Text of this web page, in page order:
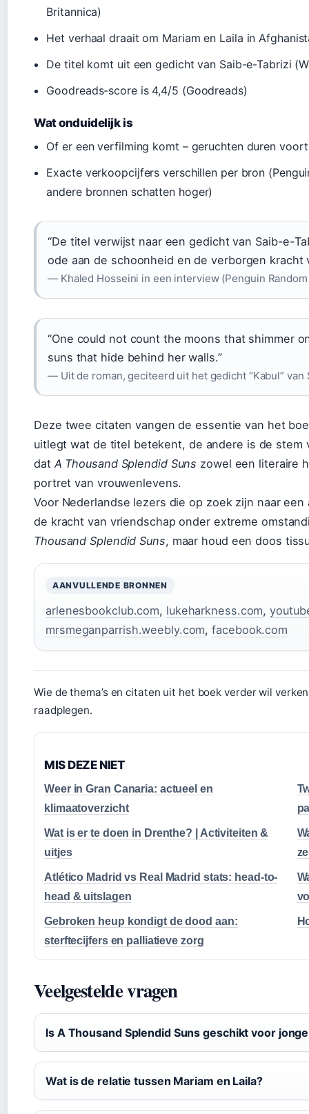
Britannica)
Het verhaal draait om Mariam en Laila in
De titel komt uit een gedicht van Saib-e-Tabrizi
Goodreads-score is 4,4/5 (Goodreads)
Wat onduidelijk is
Of er een verfilming komt – geruchten duren
Exacte verkoopcijfers verschillen per bron
andere bronnen schatten hoger)
“De titel verwijst naar een gedicht van Saib-e-
ode aan de schoonheid en de verborgen kracht
— Khaled Hosseini in een interview (Penguin
“One could not count the moons that shimmer
suns that hide behind her walls.”
— Uit de roman, geciteerd uit het gedicht “Kabul” van
Deze twee citaten vangen de essentie van het
uitlegt wat de titel betekent, de andere is de stem
dat A Thousand Splendid Suns zowel een literaire
portret van vrouwenlevens.
Voor Nederlandse lezers die op zoek zijn naar
de kracht van vriendschap onder extreme
Thousand Splendid Suns, maar houd een doos
AANVULLENDE BRONNEN
arlenesbookclub.com, lukeharkness.com,
mrsmeganparrish.weebly.com,facebook.com
Wie de thema’s en citaten uit het boek verder wil
raadplegen.
MIS DEZE NIET
Weer in Gran Canaria: actueel en
klimaatoverzicht
Wat is er te doen in Drenthe? | Activiteiten &
uitjes
Atlético Madrid vs Real Madrid stats: head-to-
head & uitslagen
Gebroken heup kondigt de dood aan:
sterftecijfers en palliatieve zorg
Veelgestelde vragen
Is A Thousand Splendid Suns geschikt voor
Wat is de relatie tussen Mariam en Laila?